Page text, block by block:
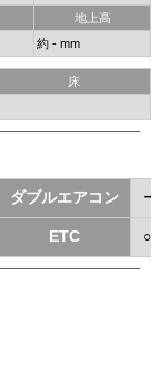
地上高
約 - mm
床
ダブルエアコン ー
ETC ○